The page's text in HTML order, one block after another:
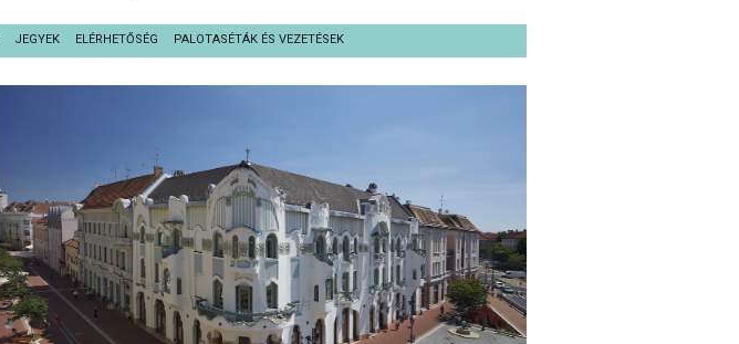
JEGYEK ELÉRHETŐSÉG PALOTASÉTÁK ÉS VEZETÉSEK